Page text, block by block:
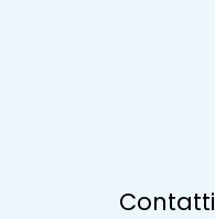
Contatti